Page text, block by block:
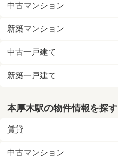
中古マンション
新築マンション
中古一戸建て
新築一戸建て
本厚木駅の物件情報を探す
賃貸
中古マンション